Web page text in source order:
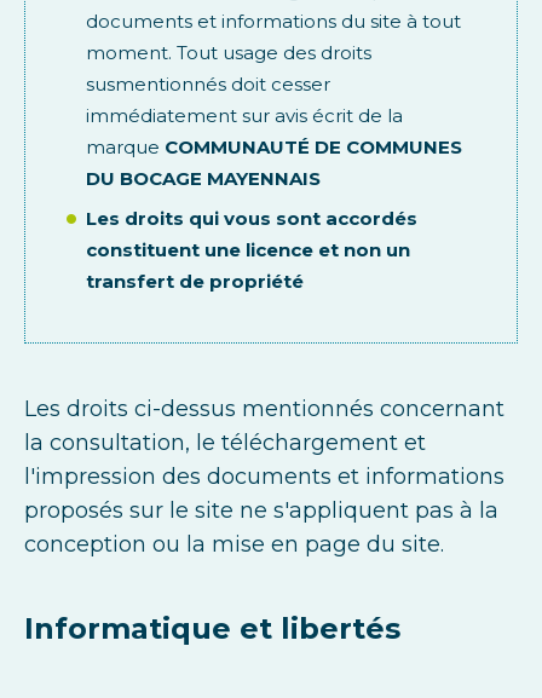
documents et informations du site à tout
moment. Tout usage des droits
susmentionnés doit cesser
immédiatement sur avis écrit de la
marque COMMUNAUTÉ DE COMMUNES
DU BOCAGE MAYENNAIS
Les droits qui vous sont accordés
constituent une licence et non un
transfert de propriété
Les droits ci-dessus mentionnés concernant
la consultation, le téléchargement et
l'impression des documents et informations
proposés sur le site ne s'appliquent pas à la
conception ou la mise en page du site.
Informatique et libertés